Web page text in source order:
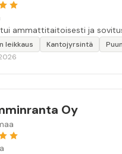
ammattitaitoisesti ja
leikkaus Kantojyrsintä
Oy